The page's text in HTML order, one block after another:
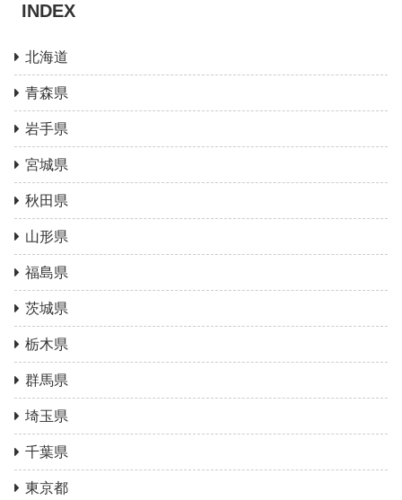
INDEX
北海道
青森県
岩手県
宮城県
秋田県
山形県
福島県
茨城県
栃木県
群馬県
埼玉県
千葉県
東京都